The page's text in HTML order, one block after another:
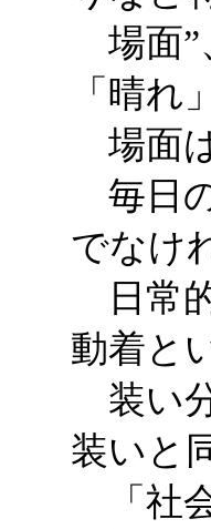
場面”
「晴れ
場面
毎日
でなけ
日常
動着と
装い
装いと
「社